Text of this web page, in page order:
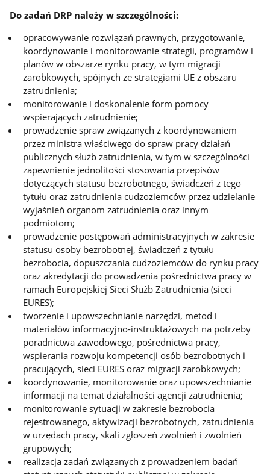
Do zadań DRP należy w szczególności:
opracowywanie rozwiązań prawnych, przygotowanie,
koordynowanie i monitorowanie strategii, programów i
planów w obszarze rynku pracy, w tym migracji
zarobkowych, spójnych ze strategiami UE z obszaru
zatrudnienia;
monitorowanie i doskonalenie form pomocy
wspierających zatrudnienie;
prowadzenie spraw związanych z koordynowaniem
przez ministra właściwego do spraw pracy działań
publicznych służb zatrudnienia, w tym w szczególności
zapewnienie jednolitości stosowania przepisów
dotyczących statusu bezrobotnego, świadczeń z tego
tytułu oraz zatrudnienia cudzoziemców przez udzielanie
wyjaśnień organom zatrudnienia oraz innym
podmiotom;
prowadzenie postępowań administracyjnych w zakresie
statusu osoby bezrobotnej, świadczeń z tytułu
bezrobocia, dopuszczania cudzoziemców do rynku pracy
oraz akredytacji do prowadzenia pośrednictwa pracy w
ramach Europejskiej Sieci Służb Zatrudnienia (sieci
EURES);
tworzenie i upowszechnianie narzędzi, metod i
materiałów informacyjno-instruktażowych na potrzeby
poradnictwa zawodowego, pośrednictwa pracy,
wspierania rozwoju kompetencji osób bezrobotnych i
pracujących, sieci EURES oraz migracji zarobkowych;
koordynowanie, monitorowanie oraz upowszechnianie
informacji na temat działalności agencji zatrudnienia;
monitorowanie sytuacji w zakresie bezrobocia
rejestrowanego, aktywizacji bezrobotnych, zatrudnienia
w urzędach pracy, skali zgłoszeń zwolnień i zwolnień
grupowych;
realizacja zadań związanych z prowadzeniem badań